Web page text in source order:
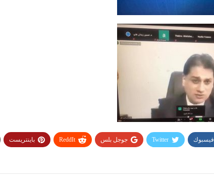
فيسبوك Twitter جوجل بلس ReddIt باينتريست